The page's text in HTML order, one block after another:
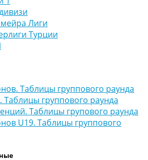
Лиги
Турции
Таблицы группового раунда
Таблицы группового раунда
Таблицы групового раунда
U19. Таблицы группового